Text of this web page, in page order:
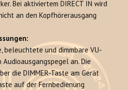
Bei aktiviertem DIRECT IN wird
an den Kopfhörerausgang
beleuchtete und dimmbare VU-
an. Die
die DIMMER-Taste am Gerät
auf der Fernbedienung